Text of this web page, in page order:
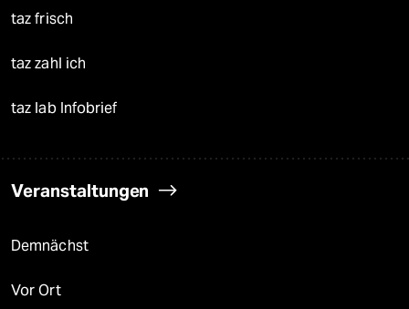
taz frisch
taz zahl ich
taz lab Infobrief
Veranstaltungen
Demnächst
Vor Ort